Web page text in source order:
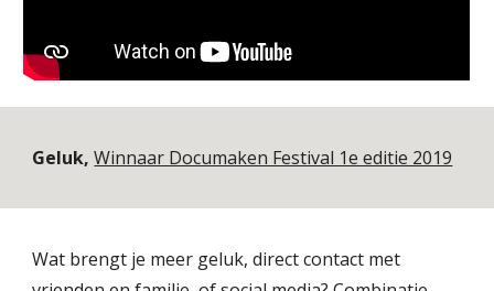
Geluk,Winnaar Documaken Festival 1e editie 2019
Wat brengt je meer geluk, direct contact met